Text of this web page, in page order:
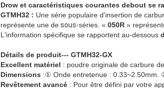
Drow et caractéristiques courantes debout se
GTMH32 : Une série populaire d'insertion de
représente une desous-séries. « 050R »
L'information spécifique se rapportent au-dessous
Détails de produit--- GTMH32-GX
Excellent matériel : poudre originale de carbure
Dimensions :① Onde entretenue : 0.33~2.50mm.
Revêtement avancé : Pour être défini par votre